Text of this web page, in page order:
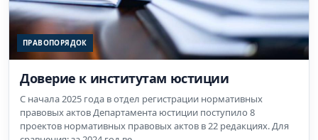
ПРАВОПОРЯДОК
Доверие к институтам юстиции
С начала 2025 года в отдел регистрации нормативных
правовых актов Департамента юстиции поступило 8
проектов нормативных правовых актов в 22 редакциях. Для